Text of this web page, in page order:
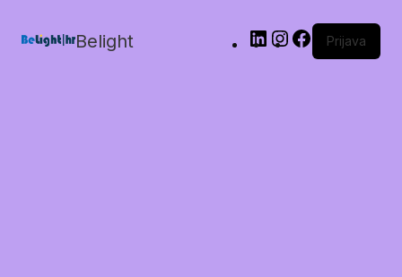
Belight Prijava